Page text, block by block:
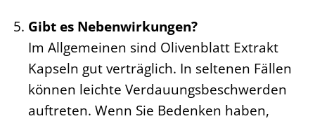
Gibt es Nebenwirkungen?
Im Allgemeinen sind Olivenblatt Extrakt
Kapseln gut verträglich. In seltenen Fällen
können leichte Verdauungsbeschwerden
auftreten. Wenn Sie Bedenken haben,